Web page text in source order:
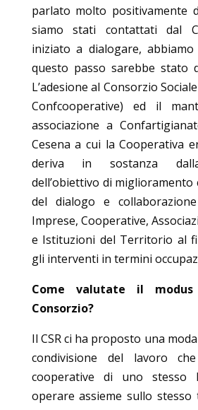
parlato molto positivamente
siamo stati contattati dal
iniziato a dialogare,
questo passo sarebbe stato
L’adesione al Consorzio
Confcooperative) ed il
associazione a
Cesena a cui la Cooperativa
deriva in sostanza
dell’obiettivo di
del dialogo e
Imprese, Cooperative,
e Istituzioni del Territorio al
gli interventi in termini
Come valutate il
Consorzio?
Il CSR ci ha proposto una
condivisione del lavoro
cooperative di uno
operare assieme sullo